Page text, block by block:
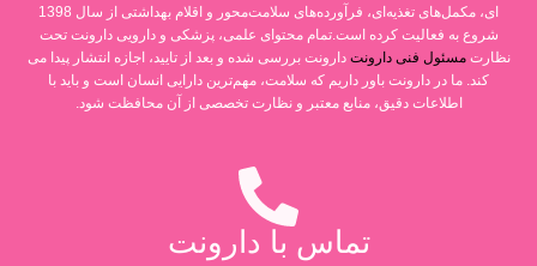
ای، مکمل‌های تغذیه‌ای، فرآورده‌های سلامت‌محور و اقلام بهداشتی از سال 1398
شروع به فعالیت کرده است.تمام محتوای علمی، پزشکی و دارویی دارونت تحت
نظارتمسئول فنی دارونت دارونت بررسی شده و بعد از تایید، اجازه انتشار پیدا می
کند. ما در دارونت باور داریم که سلامت، مهم‌ترین دارایی انسان است و باید با
اطلاعات دقیق، منابع معتبر و نظارت تخصصی از آن محافظت شود.
تماس با دارونت